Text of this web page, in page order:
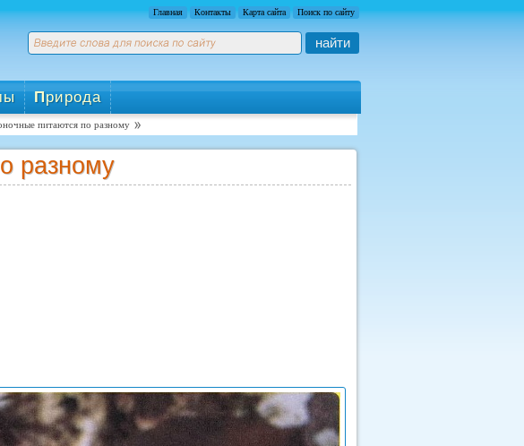
Главная Контакты Карта сайта Поиск по сайту
найти
Природа
питаются по разному
разному